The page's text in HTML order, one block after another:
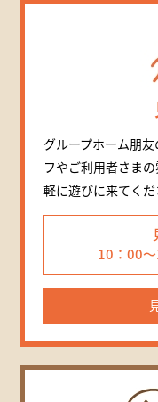
グループホーム朋
フやご利用者さま
軽に遊びに来てくだ
10：00～